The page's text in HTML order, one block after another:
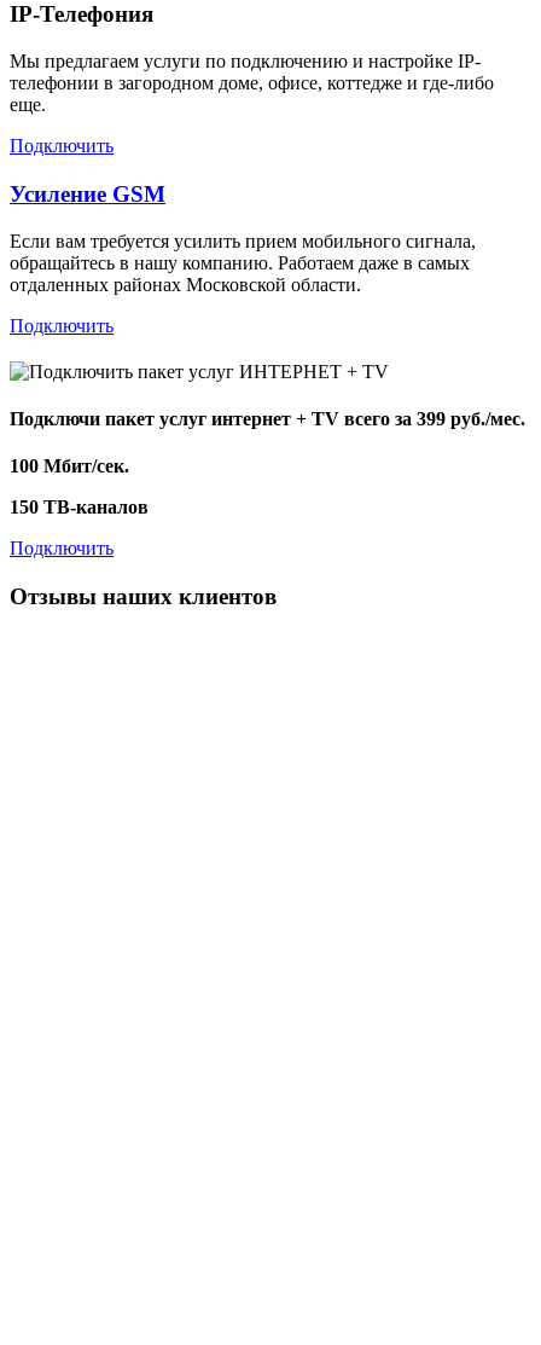
IP-Телефония
Мы предлагаем услуги по подключению и настройке IP-
телефонии в загородном доме, офисе, коттедже и где-либо
еще.
Подключить
Усиление GSM
Если вам требуется усилить прием мобильного сигнала,
обращайтесь в нашу компанию. Работаем даже в самых
отдаленных районах Московской области.
Подключить
Подключи пакет услуг интернет + TV всего за 399 руб./мес.
100 Мбит/сек.
150 ТВ-каналов
Подключить
Отзывы наших клиентов